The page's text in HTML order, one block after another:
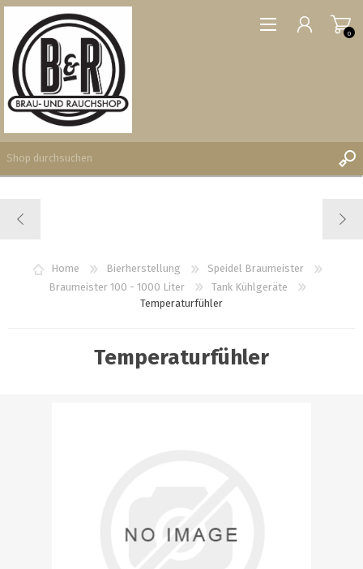
WUNSCHLISTE
0
Home Bierherstellung
Speidel Braumeister
Braumeister 100 - 1000 Liter
Tank Kühlgeräte
Temperaturfühler
Temperaturfühler